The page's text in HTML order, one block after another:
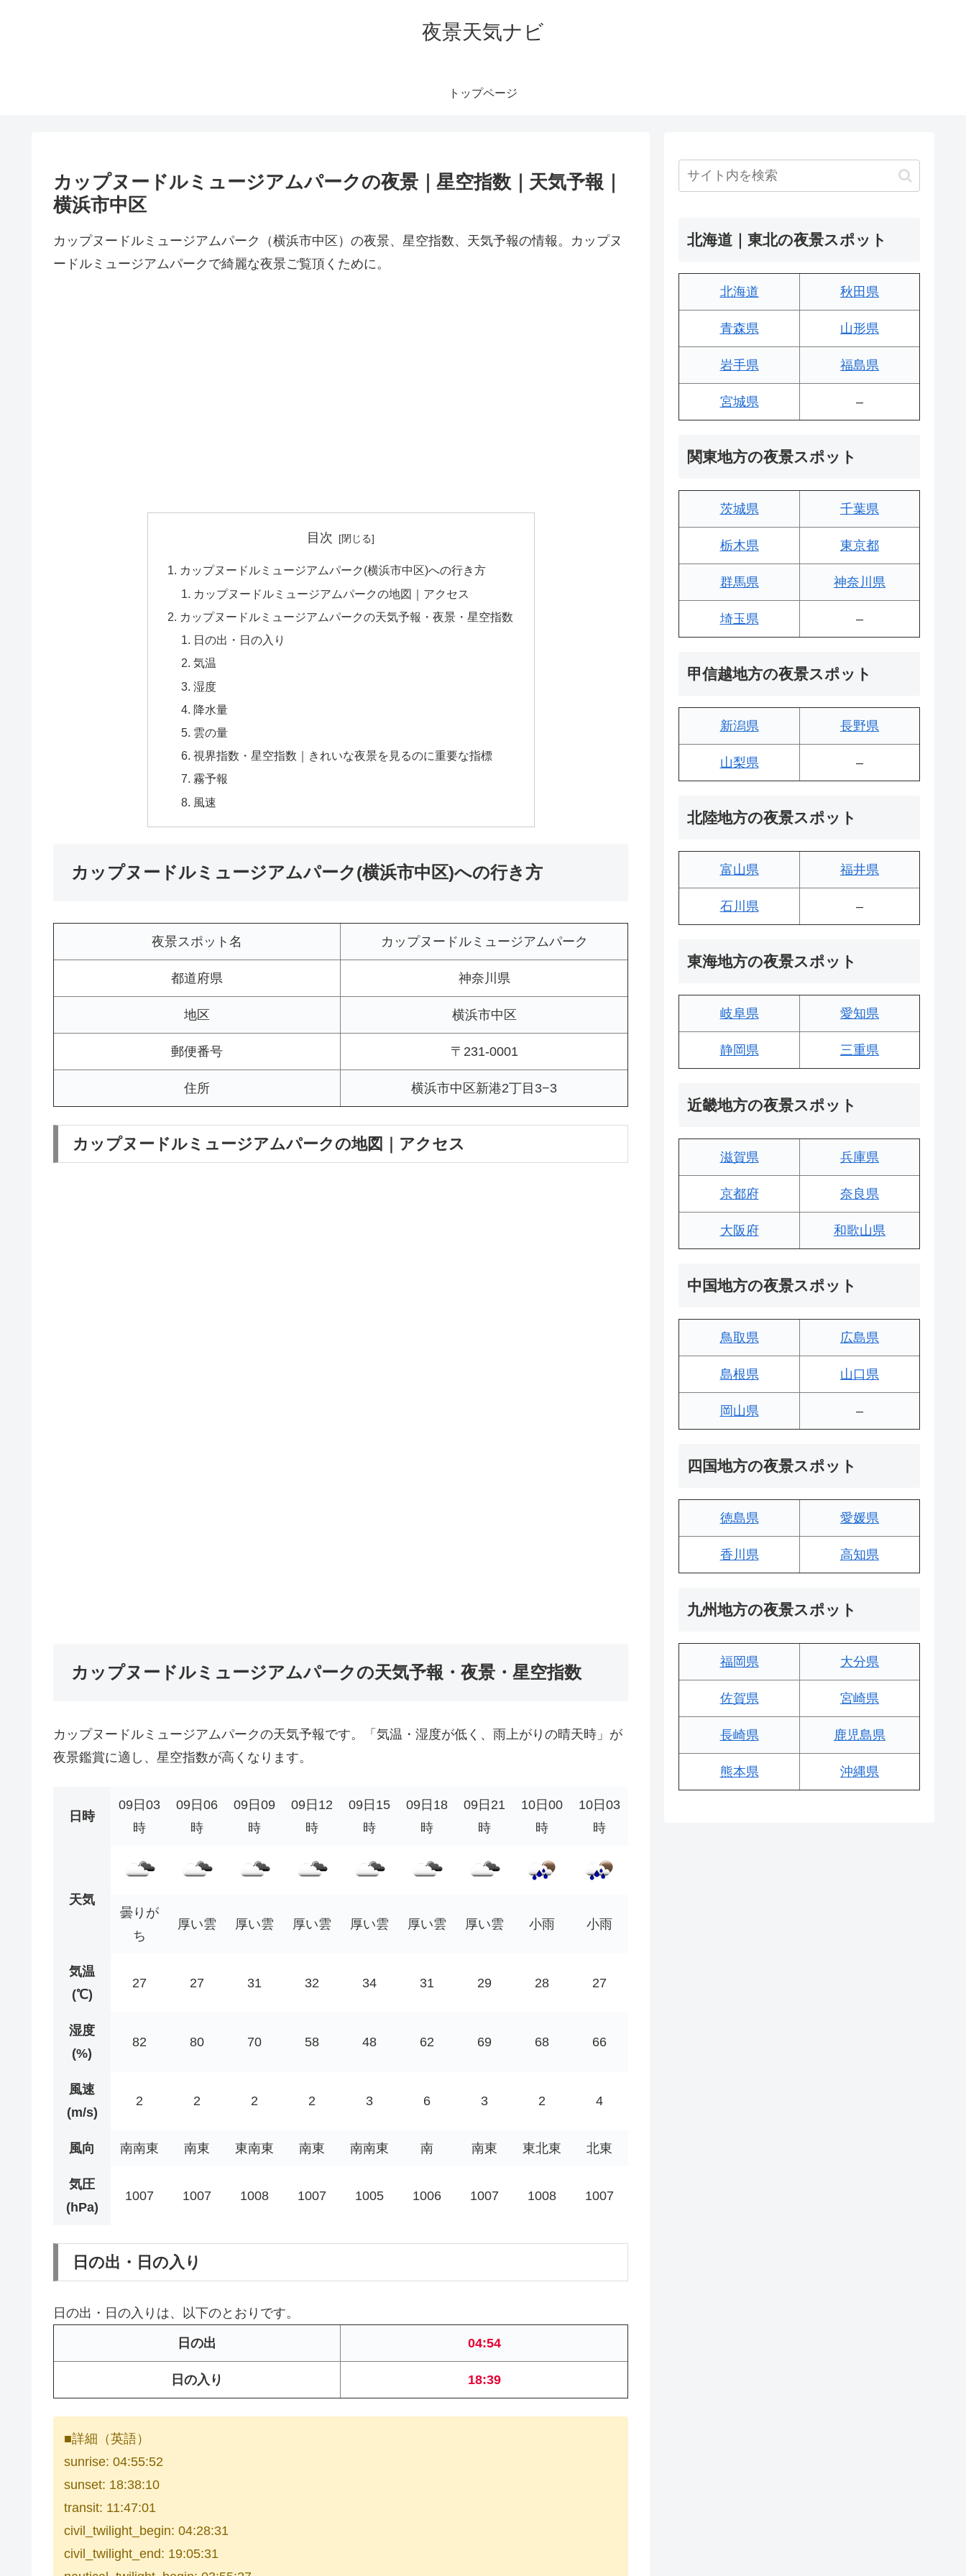
夜景天気ナビ
トップページ
カップヌードルミュージアムパークの夜景｜星空指数｜天気予報｜
横浜市中区
カップヌードルミュージアムパーク（横浜市中区）の夜景、星空指数、天気予報の情報。カップヌ
ードルミュージアムパークで綺麗な夜景ご覧頂くために。
目次
カップヌードルミュージアムパーク(横浜市中区)への行き方
カップヌードルミュージアムパークの地図｜アクセス
カップヌードルミュージアムパークの天気予報・夜景・星空指数
日の出・日の入り
気温
湿度
降水量
雲の量
視界指数・星空指数｜きれいな夜景を見るのに重要な指標
霧予報
風速
カップヌードルミュージアムパーク(横浜市中区)への行き方
夜景スポット名 カップヌードルミュージアムパーク
都道府県 神奈川県
地区 横浜市中区
郵便番号 〒231-0001
住所 横浜市中区新港2丁目3−3
カップヌードルミュージアムパークの地図｜アクセス
カップヌードルミュージアムパークの天気予報・夜景・星空指数
カップヌードルミュージアムパークの天気予報です。「気温・湿度が低く、雨上がりの晴天時」が
夜景鑑賞に適し、星空指数が高くなります。
日時
09日03
時
09日06
時
09日09
時
09日12
時
09日15
時
09日18
時
09日21
時
10日00
時
10日03
時
天気
曇りが
ち
厚い雲 厚い雲 厚い雲 厚い雲 厚い雲 厚い雲 小雨 小雨
気温
(℃)
27 27 31 32 34 31 29 28 27
湿度
(%)
82 80 70 58 48 62 69 68 66
風速
(m/s)
2 2 2 2 3 6 3 2 4
風向 南南東 南東 東南東 南東 南南東 南 南東 東北東 北東
気圧
(hPa)
1007 1007 1008 1007 1005 1006 1007 1008 1007
日の出・日の入り
日の出・日の入りは、以下のとおりです。
日の出 04:54
日の入り 18:39
■詳細（英語）
sunrise: 04:55:52
sunset: 18:38:10
transit: 11:47:01
civil_twilight_begin: 04:28:31
civil_twilight_end: 19:05:31
北海道｜東北の夜景スポット
北海道 秋田県
青森県 山形県
岩手県 福島県
宮城県 –
関東地方の夜景スポット
茨城県 千葉県
栃木県 東京都
群馬県 神奈川県
埼玉県 –
甲信越地方の夜景スポット
新潟県 長野県
山梨県 –
北陸地方の夜景スポット
富山県 福井県
石川県 –
東海地方の夜景スポット
岐阜県 愛知県
静岡県 三重県
近畿地方の夜景スポット
滋賀県 兵庫県
京都府 奈良県
大阪府 和歌山県
中国地方の夜景スポット
鳥取県 広島県
島根県 山口県
岡山県 –
四国地方の夜景スポット
徳島県 愛媛県
香川県 高知県
九州地方の夜景スポット
福岡県 大分県
佐賀県 宮崎県
長崎県 鹿児島県
熊本県 沖縄県